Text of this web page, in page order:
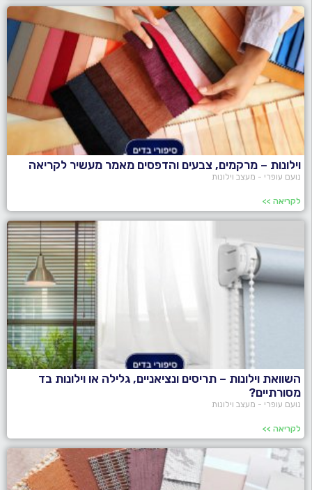
וילונות – מרקמים, צבעים והדפסים מאמר מעשיר לקריאה
נועם עופרי - מעצב וילונות
לקריאה >>
השוואת וילונות – תריסים ונציאניים, גלילה או וילונות בד
מסורתיים?
נועם עופרי - מעצב וילונות
לקריאה >>